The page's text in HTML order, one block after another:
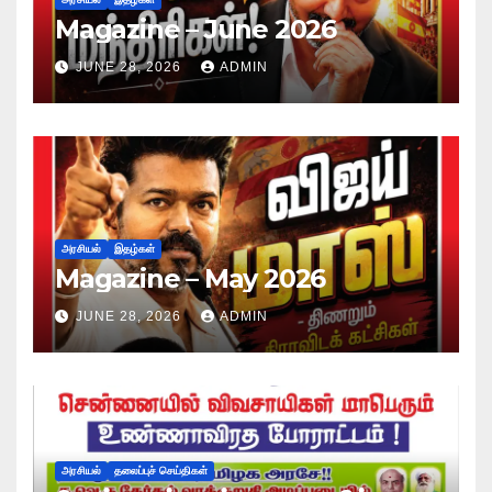
Magazine – June 2026
JUNE 28, 2026 ADMIN
அரசியல் இதழ்கள்
Magazine – May 2026
JUNE 28, 2026 ADMIN
அரசியல் தலைப்புச் செய்திகள்